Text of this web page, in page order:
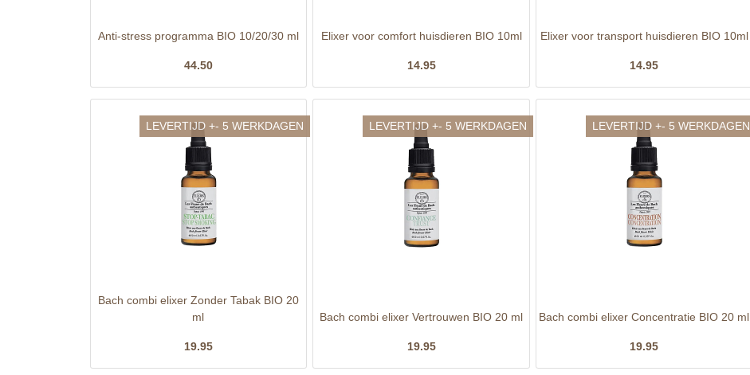
Anti-stress programma BIO 10/20/30 ml
44.50
Elixer voor comfort huisdieren BIO 10ml
14.95
Elixer voor transport huisdieren BIO 10ml
14.95
LEVERTIJD +- 5 WERKDAGEN
Bach combi elixer Zonder Tabak BIO 20
ml
19.95
LEVERTIJD +- 5 WERKDAGEN
Bach combi elixer Vertrouwen BIO 20 ml
19.95
LEVERTIJD +- 5 WERKDAGEN
Bach combi elixer Concentratie BIO 20 ml
19.95